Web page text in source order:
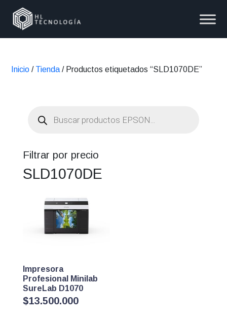
Inicio / Tienda / Productos etiquetados “SLD1070DE”
productos
Filtrar por precio
SLD1070DE
Impresora
Profesional Minilab
SureLab D1070
$13.500.000